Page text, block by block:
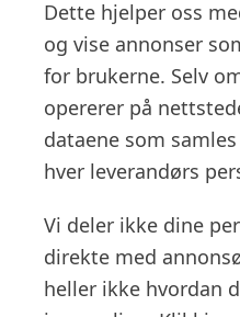
Dette hjelper oss
og vise annonser
for brukerne. Selv
opererer på
dataene som
hver leverandørs
Vi deler ikke dine
direkte med
heller ikke hvordan